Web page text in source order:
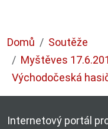
Domů
Soutěže
Myštěves
Východočeská
Internetový portál